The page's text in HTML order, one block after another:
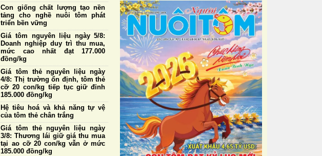
Con giống chất lượng tạo nền
tảng cho nghề nuôi tôm phát
triển bền vững
Giá tôm nguyên liệu ngày 5/8:
Doanh nghiệp duy trì thu mua,
mức cao nhất đạt 177.000
đồng/kg
Giá tôm thẻ nguyên liệu ngày
4/8: Thị trường ổn định, tôm thẻ
cỡ 20 con/kg tiếp tục giữ đỉnh
185.000 đồng/kg
Hệ tiêu hoá và khả năng tự vệ
của tôm thẻ chân trắng
Giá tôm thẻ nguyên liệu ngày
3/8: Thương lái giữ giá thu mua
tại ao cỡ 20 con/kg vẫn ở mức
185.000 đồng/kg